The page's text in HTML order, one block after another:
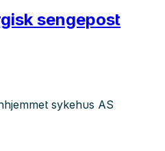
sengepost
sykehus AS